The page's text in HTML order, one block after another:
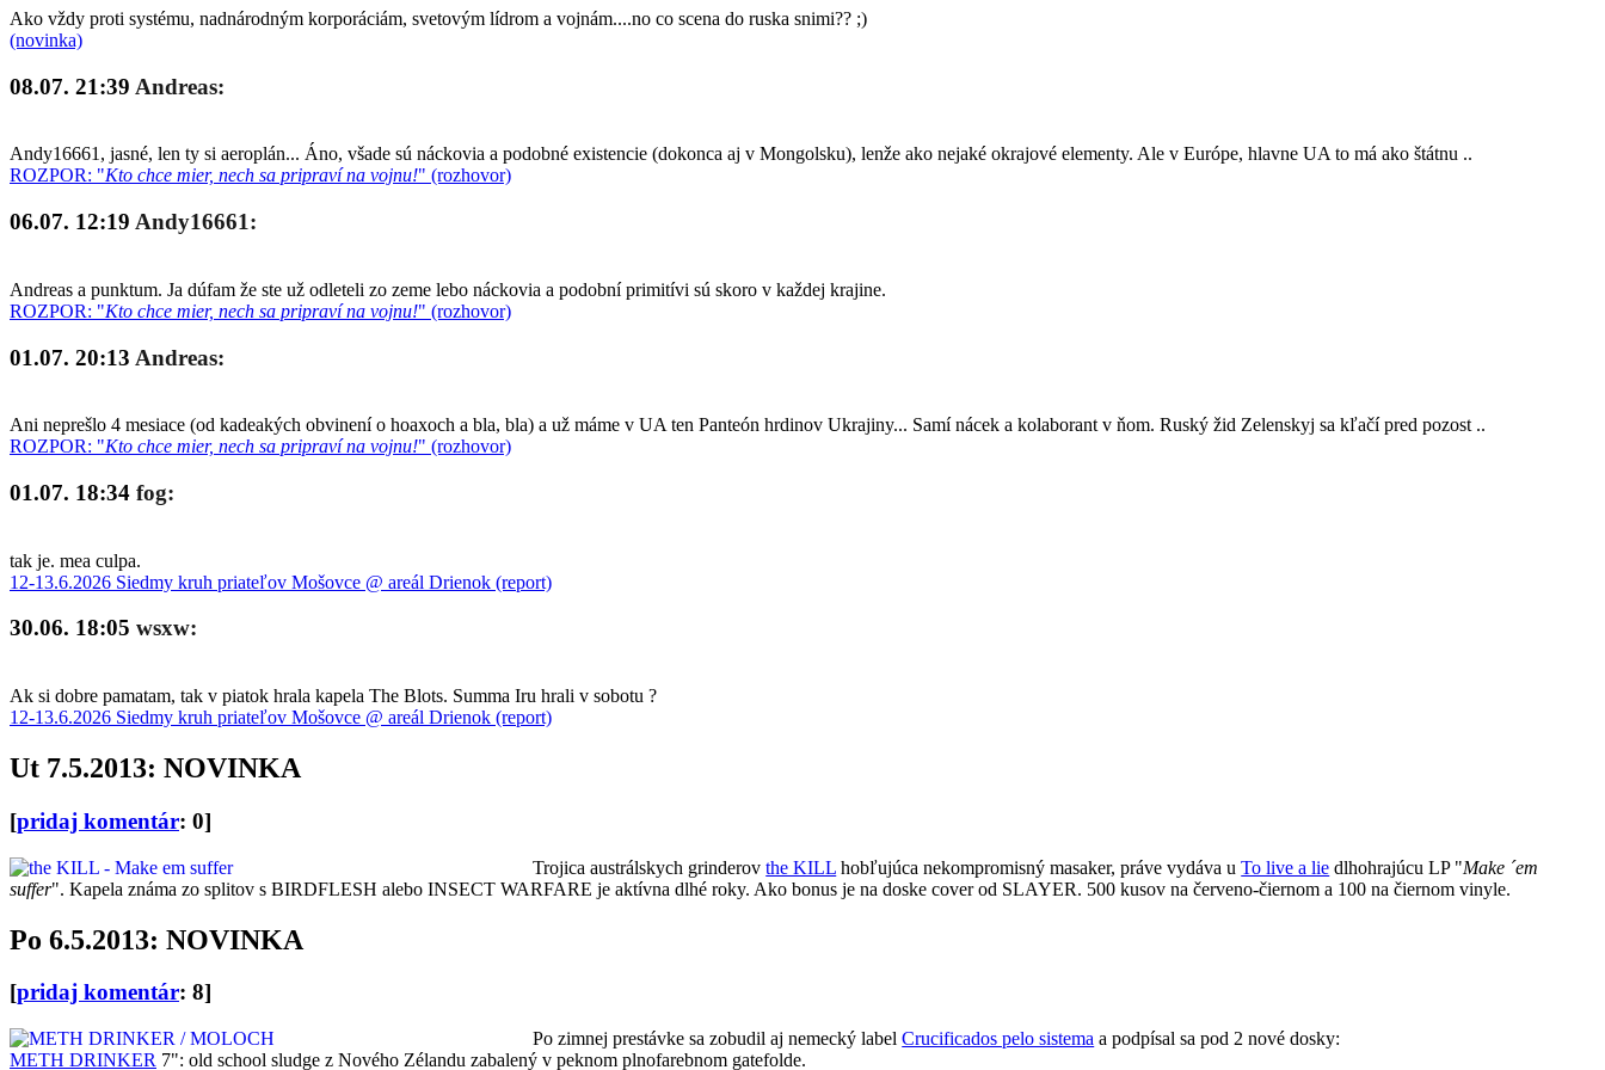
Ako vždy proti systému, nadnárodným korporáciám, svetovým lídrom a vojnám....no co scena do ruska snimi?? ;)
(novinka)
08.07. 21:39 Andreas:
Andy16661, jasné, len ty si aeroplán... Áno, všade sú náckovia a podobné existencie (dokonca aj v Mongolsku), lenže ako nejaké okrajové elementy. Ale v Európe, hlavne UA to má ako štátnu ..
ROZPOR: "Kto chce mier, nech sa pripraví na vojnu!" (rozhovor)
06.07. 12:19 Andy16661:
Andreas a punktum. Ja dúfam že ste už odleteli zo zeme lebo náckovia a podobní primitívi sú skoro v každej krajine.
ROZPOR: "Kto chce mier, nech sa pripraví na vojnu!" (rozhovor)
01.07. 20:13 Andreas:
Ani neprešlo 4 mesiace (od kadeakých obvinení o hoaxoch a bla, bla) a už máme v UA ten Panteón hrdinov Ukrajiny... Samí nácek a kolaborant v ňom. Ruský žid Zelenskyj sa kľačí pred pozost ..
ROZPOR: "Kto chce mier, nech sa pripraví na vojnu!" (rozhovor)
01.07. 18:34 fog:
tak je. mea culpa.
12-13.6.2026 Siedmy kruh priateľov Mošovce @ areál Drienok (report)
30.06. 18:05 wsxw:
Ak si dobre pamatam, tak v piatok hrala kapela The Blots. Summa Iru hrali v sobotu ?
12-13.6.2026 Siedmy kruh priateľov Mošovce @ areál Drienok (report)
Ut 7.5.2013: NOVINKA
[pridaj komentár: 0]
Trojica austrálskych grinderovthe KILL hobľujúca nekompromisný masaker, práve vydáva uTo live a lie dlhohrajúcu LP "Make ´em
suffer". Kapela známa zo splitov s BIRDFLESH alebo INSECT WARFARE je aktívna dlhé roky. Ako bonus je na doske cover od SLAYER. 500 kusov na červeno-čiernom a 100 na čiernom vinyle.
Po 6.5.2013: NOVINKA
[pridaj komentár: 8]
Po zimnej prestávke sa zobudil aj nemecký labelCrucificados pelo sistema a podpísal sa pod 2 nové dosky:
METH DRINKER 7": old school sludge z Nového Zélandu zabalený v peknom plnofarebnom gatefolde.